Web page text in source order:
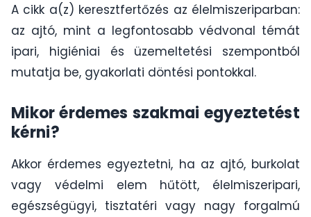
A cikk a(z) keresztfertőzés az élelmiszeriparban:
az ajtó, mint a legfontosabb védvonal témát
ipari, higiéniai és üzemeltetési szempontból
mutatja be, gyakorlati döntési pontokkal.
Mikor érdemes szakmai egyeztetést
kérni?
Akkor érdemes egyeztetni, ha az ajtó, burkolat
vagy védelmi elem hűtött, élelmiszeripari,
egészségügyi, tisztatéri vagy nagy forgalmú